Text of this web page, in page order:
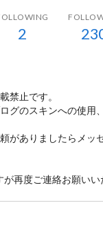
2
禁止です。
グのスキンへの使用
がありましたらメッ
再度ご連絡お願いい